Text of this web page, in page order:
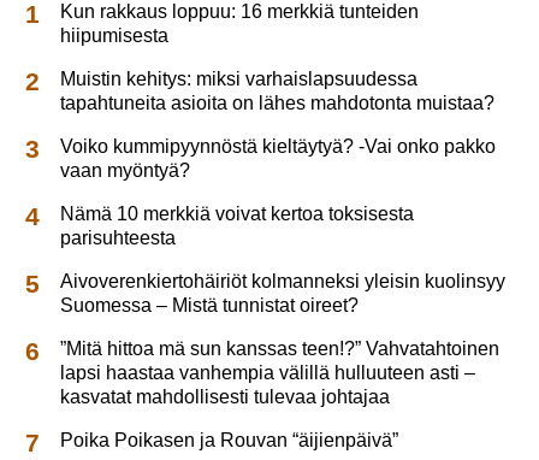
Kun rakkaus loppuu: 16 merkkiä tunteiden
hiipumisesta
Muistin kehitys: miksi varhaislapsuudessa
tapahtuneita asioita on lähes mahdotonta muistaa?
Voiko kummipyynnöstä kieltäytyä? -Vai onko pakko
vaan myöntyä?
Nämä 10 merkkiä voivat kertoa toksisesta
parisuhteesta
Aivoverenkiertohäiriöt kolmanneksi yleisin kuolinsyy
Suomessa – Mistä tunnistat oireet?
”Mitä hittoa mä sun kanssas teen!?” Vahvatahtoinen
lapsi haastaa vanhempia välillä hulluuteen asti –
kasvatat mahdollisesti tulevaa johtajaa
Poika Poikasen ja Rouvan “äijienpäivä”